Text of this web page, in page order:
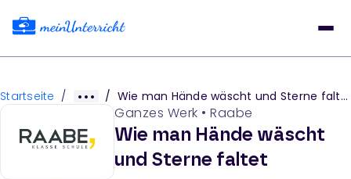
Startseite / / Wie man Hände wäscht und Sterne faltet
Ganzes Werk • Raabe
Wie man Hände wäscht
und Sterne faltet